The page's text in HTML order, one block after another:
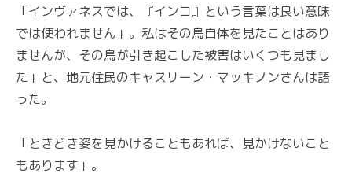
「インヴァネスでは、『インコ』という言葉は良い意味
では使われません」。私はその鳥自体を見たことはあり
ませんが、その鳥が引き起こした被害はいくつも見まし
た」と、地元住民のキャスリーン・マッキノンさんは語
った。
「ときどき姿を見かけることもあれば、見かけないこと
もあります」。